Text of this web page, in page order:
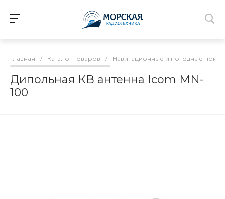
Главная / Каталог товаров / Навигационные и погодные
Дипольная КВ антенна Icom MN-
100